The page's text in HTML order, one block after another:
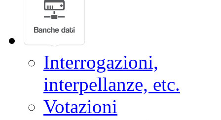
Interrogazioni,
interpellanze, etc.
Votazioni